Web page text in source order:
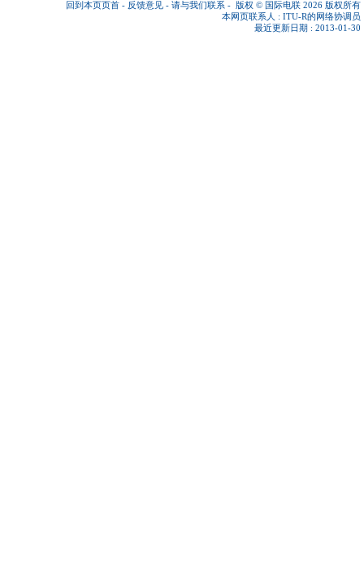
回到本页页首 - 反馈意见 - 请与我们联系 - 版权 © 国际电联 2026 版权所有
本网页联系人 : ITU-R的网络协调员
最近更新日期 : 2013-01-30